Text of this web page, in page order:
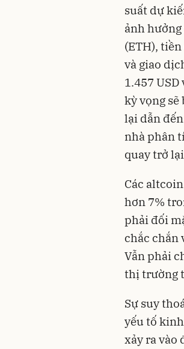
suất dự
ảnh
(ETH),
và giao
1.457
kỳ vọng
lại dẫn
nhà phân
quay trở
Các
hơn 7%
phải đối
chắc chắn
Vẫn phải
thị trường
Sự suy
yếu tố
xảy ra vào